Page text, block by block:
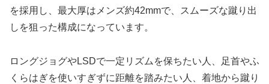
を採用し、最大厚はメンズ約42mmで、スムーズな蹴り出
しを狙った構成になっています。
ロングジョグやLSDで一定リズムを保ちたい人、足首やふ
くらはぎを使いすぎずに距離を踏みたい人、着地から蹴り